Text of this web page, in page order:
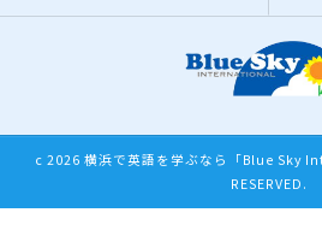
c 2026 横浜で英語を学ぶなら「Blue Sky
RESERVED.